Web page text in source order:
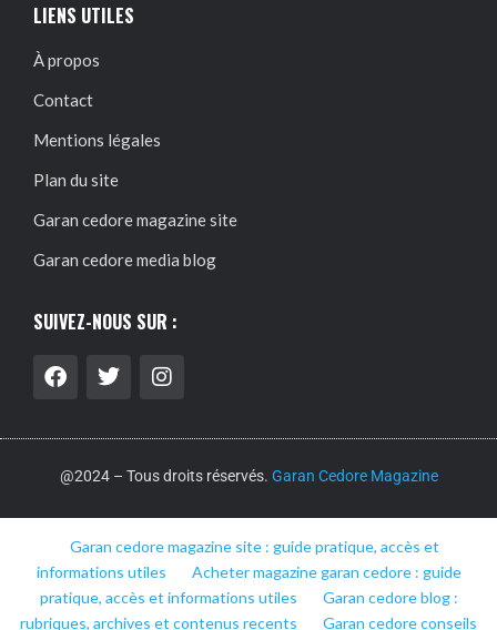
LIENS UTILES
À propos
Contact
Mentions légales
Plan du site
Garan cedore magazine site
Garan cedore media blog
SUIVEZ-NOUS SUR :
@2024 – Tous droits réservés. Garan Cedore Magazine
Garan cedore magazine site : guide pratique, accès et
informations utiles
Acheter magazine garan cedore : guide
pratique, accès et informations utiles
Garan cedore blog :
rubriques, archives et contenus recents
Garan cedore conseils